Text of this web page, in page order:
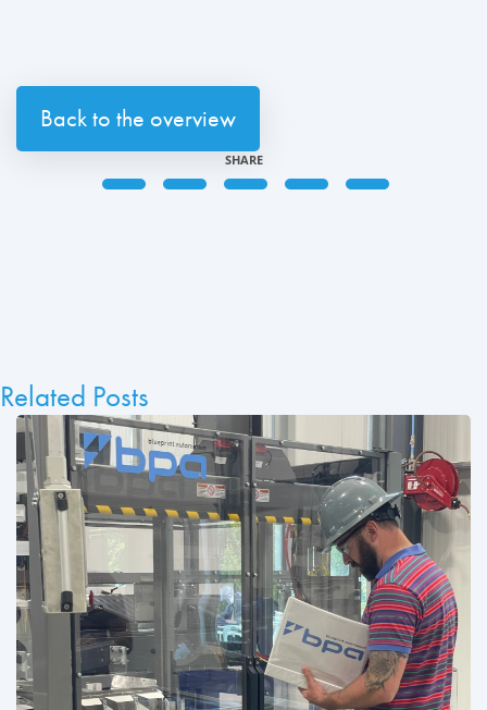
Back to the overview
SHARE
Related Posts